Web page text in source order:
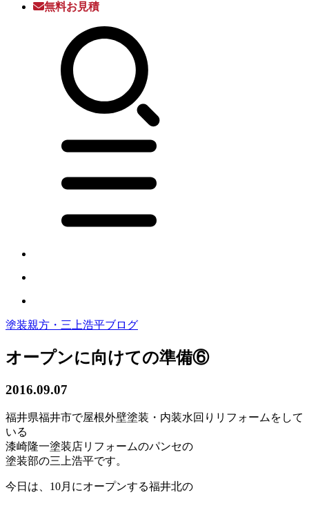
無料お見積
塗装親方・三上浩平ブログ
オープンに向けての準備⑥
2016.09.07
福井県福井市で屋根外壁塗装・内装水回りリフォームをして
いる
漆崎隆一塗装店リフォームのパンセの
塗装部の三上浩平です。
今日は、10月にオープンする福井北の